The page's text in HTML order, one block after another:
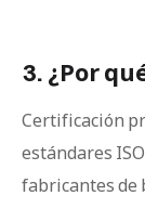
3. ¿Por
Certificación
estándares
fabricantes de